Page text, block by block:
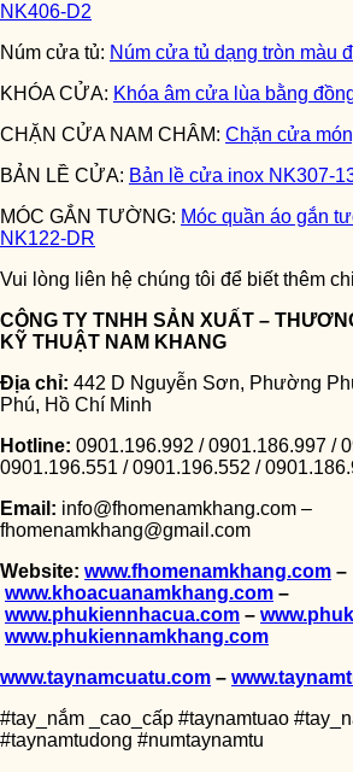
NK406-D2
Núm cửa tủ: Núm cửa tủ dạng tròn màu
KHÓA CỬA: Khóa âm cửa lùa bằng
CHẶN CỬA NAM CHÂM: Chặn cửa
BẢN LỀ CỬA: Bản lề cửa inox NK307-
MÓC GẮN TƯỜNG: Móc quần áo gắn
NK122-DR
Vui lòng liên hệ chúng tôi để biết thêm
CÔNG TY TNHH SẢ N XUẤT – TH ƯƠ
KỸ THUẬT NAM KHANG
Địa chỉ: 442 D Nguyễn Sơn, Phường
Phú, Hồ Chí Minh
Hotline: 0901.196.992 / 0901.186.997 /
0901.196.551 / 0901.196.552 /
Email: info@fhomenamkhang.com –
fhomenamkhang@gmail.com
Website: www.fhomenamkhang.com –
www.khoacuanamkhang.com –
www.phukiennhacua.com –
www.phukiennamkhang.com
www.taynamcuatu.com –
#tay_nắm _cao_cấp #taynamtuao
#taynamtudong #numtaynamtu